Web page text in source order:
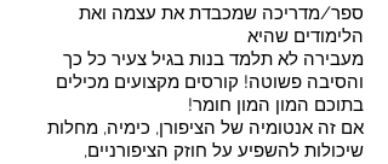
ספר/מדריכה שמכבדת את עצמה ואת
הלימודים שהיא
מעבירה לא תלמד בנות בגיל צעיר כל כך
והסיבה פשוטה! קורסים מקצועים מכילים
בתוכם המון המון חומר!
אם זה אנטומיה של הציפורן, כימיה, מחלות
שיכולות להשפיע על חוזק הציפורניים,